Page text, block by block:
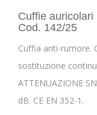
Cuffie
Cod. 142/25
Cuffia anti-rumore.
sostituzione
ATTENUAZIONE
dB. CE EN 352-1.